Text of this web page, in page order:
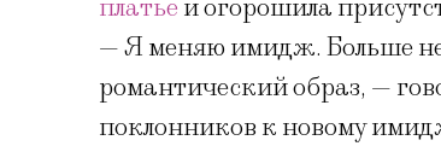
платье и огорошила
— Я меняю имидж. Больше не
романтический образ, —
поклонников к новому